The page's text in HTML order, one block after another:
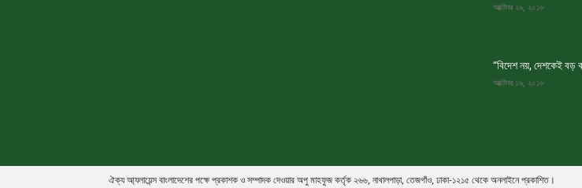
অক্টোবর ২৯, ২০১৮
“বিদেশ নয়, দেশকেই বড়
অক্টোবর ১৯, ২০১৮
ঐক্য আ্যলায়েন্স বাংলাদেশের পক্ষে প্রকাশক ও সম্পাদক দেওয়ার অপু মাহফুজ কর্তৃক ২৬৬, নাখালপাড়া, তেজগাঁও, ঢাকা-১২১৫ থেকে অনলাইনে প্রকাশিত।